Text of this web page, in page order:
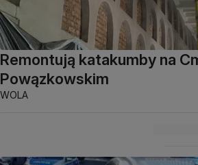
Remontują katakumby na
Powązkowskim
WOLA